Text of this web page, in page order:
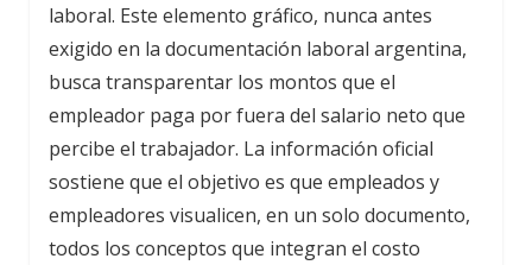
laboral. Este elemento gráfico, nunca antes
exigido en la documentación laboral argentina,
busca transparentar los montos que el
empleador paga por fuera del salario neto que
percibe el trabajador. La información oficial
sostiene que el objetivo es que empleados y
empleadores visualicen, en un solo documento,
todos los conceptos que integran el costo